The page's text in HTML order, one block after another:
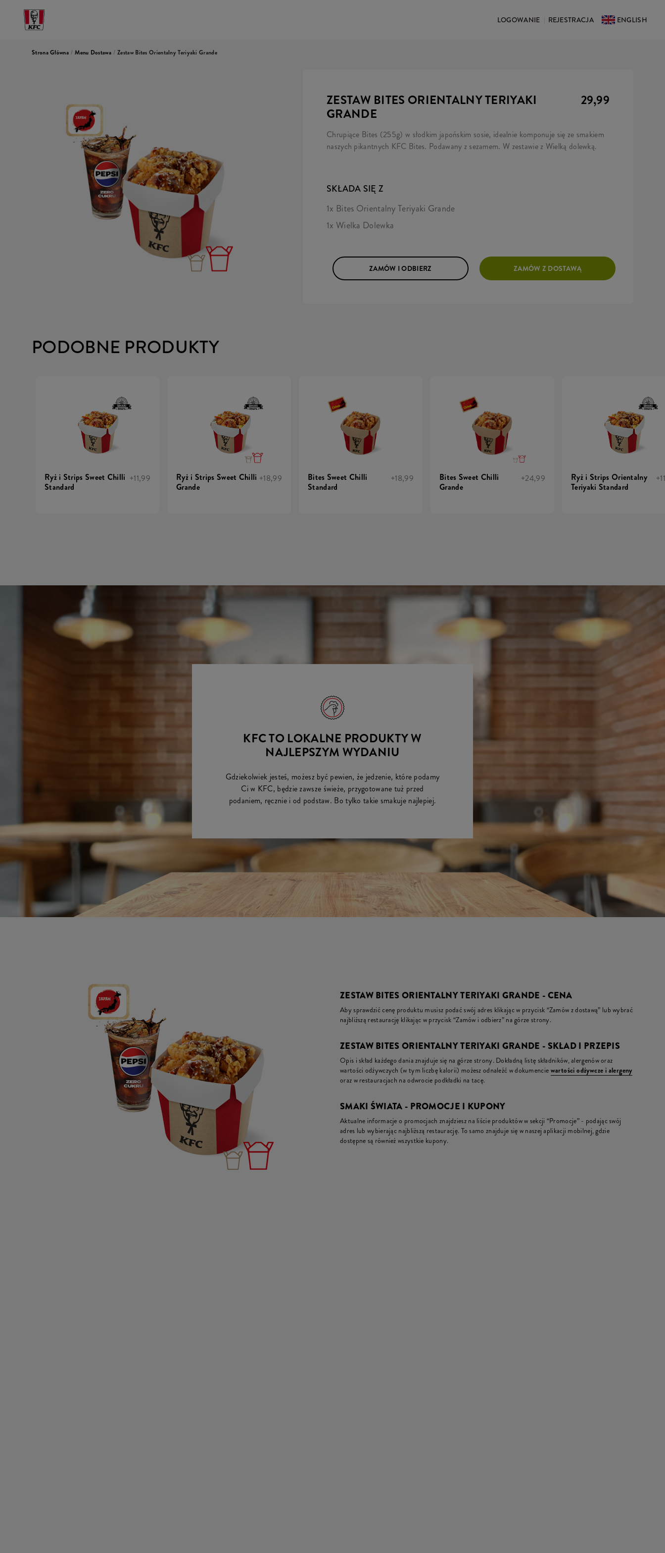
LOGOWANIE REJESTRACJA ENGLISH
Strona Główna / Menu Dostawa / Zestaw Bites Orientalny Teriyaki Grande
ZESTAW BITES ORIENTALNY TERIYAKI
GRANDE
29,99
Chrupiące Bites (255g) w słodkim japońskim sosie, idealnie komponuje się ze smakiem
naszych pikantnych KFC Bites. Podawany z sezamem. W zestawie z Wielką dolewką.
SKŁADA SIĘ Z
1x Bites Orientalny Teriyaki Grande
1x Wielka Dolewka
ZAMÓW I ODBIERZ ZAMÓW Z DOSTAWĄ
PODOBNE PRODUKTY
Ryż i Strips Sweet Chilli
Standard
+11,99
Ryż i Strips Sweet Chilli
Grande
+18,99
Bites Sweet Chilli
Standard
+18,99
Bites Sweet Chilli
Grande
+24,99
Ryż i Strips Orientalny
Teriyaki Standard
KFC TO LOKALNE PRODUKTY W
NAJLEPSZYM WYDANIU
Gdziekolwiek jesteś, możesz być pewien, że jedzenie, które podamy
Ci w KFC, będzie zawsze świeże, przygotowane tuż przed
podaniem, ręcznie i od podstaw. Bo tylko takie smakuje najlepiej.
ZESTAW BITES ORIENTALNY TERIYAKI GRANDE - CENA
Aby sprawdzić cenę produktu musisz podać swój adres klikając w przycisk “Zamów z dostawą” lub wybrać
najbliższą restaurację klikając w przycisk “Zamów i odbierz” na górze strony.
ZESTAW BITES ORIENTALNY TERIYAKI GRANDE - SKŁAD I PRZEPIS
Opis i skład każdego dania znajduje się na górze strony. Dokładną listę składników, alergenów oraz
wartości odżywczych (w tym liczbę kalorii) możesz odnaleźć w dokumencie wartości odżywcze i alergeny
oraz w restauracjach na odwrocie podkładki na tacę.
SMAKI ŚWIATA - PROMOCJE I KUPONY
Aktualne informacje o promocjach znajdziesz na liście produktów w sekcji “Promocje” - podając swój
adres lub wybierając najbliższą restaurację. To samo znajduje się w naszej aplikacji mobilnej, gdzie
dostępne są również wszystkie kupony.